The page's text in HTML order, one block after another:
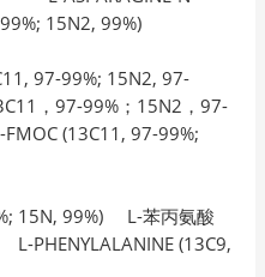
15N2, 99%)
97-99%; 15N2, 97-
，97-99%；15N2，97-
(13C11, 97-99%;
15N, 99%) L-苯丙氨酸
PHENYLALANINE (13C9,